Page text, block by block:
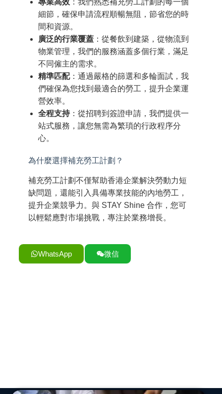
細節，確保申請流程順暢無阻，節省您的時
間和資源。
廣泛的行業覆蓋：從餐飲到建築，從物流到
物業管理，我們的服務涵蓋多個行業，滿足
不同僱主的需求。
精準匹配：通過嚴格的篩選和多輪面試，我
們確保為您找到最適合的勞工，提升企業運
營效率。
全程支持：從招聘到簽證申請，我們提供一
站式服務，讓您無需為繁瑣的行政程序分
心。
為什麼選擇補充勞工計劃？
補充勞工計劃不僅幫助香港企業解決勞動力短
缺問題，還能引入具備專業技能的內地勞工，
提升企業競爭力。與 STAY Shine 合作，您可
以輕鬆應對市場挑戰，專注於業務增長。
WhatsApp 微信